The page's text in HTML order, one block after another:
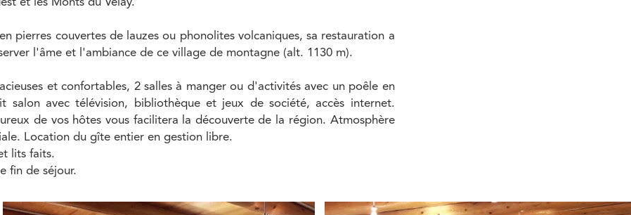
et les Monts du Velay.
pierres couvertes de lauzes ou phonolites volcaniques, sa restauration a
l'âme et l'ambiance de ce village de montagne (alt. 1130 m).
et confortables, 2 salles à manger ou d'activités avec un poêle en
salon avec télévision, bibliothèque et jeux de société, accès internet.
de vos hôtes vous facilitera la découverte de la région. Atmosphère
Location du gîte entier en gestion libre.
lits faits.
fin de séjour.